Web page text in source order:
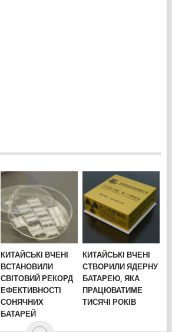
КИТАЙСЬКІ ВЧЕНІ
ВСТАНОВИЛИ
СВІТОВИЙ РЕКОРД
ЕФЕКТИВНОСТІ
СОНЯЧНИХ
БАТАРЕЙ
КИТАЙСЬКІ ВЧЕНІ
СТВОРИЛИ ЯДЕРНУ
БАТАРЕЮ, ЯКА
ПРАЦЮВАТИМЕ
ТИСЯЧІ РОКІВ